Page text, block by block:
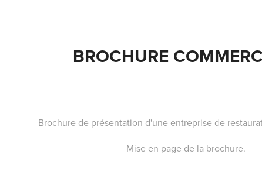
BROCHURE
Brochure de présentation d'une entreprise de
Mise en page de la brochure.